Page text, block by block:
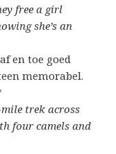
free a girl
she’s an
en toe goed
memorabel.
mile trek across
four camels and